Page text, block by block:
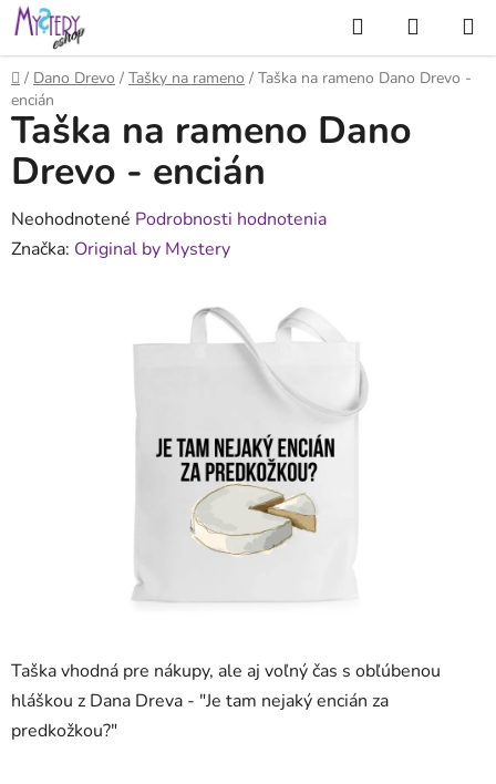
Prejsť
na
obsah
Hľadať
KOŠÍK
Domov
/ Dano Drevo / Tašky na rameno / Taška na rameno Dano Drevo -
encián
Taška vhodná pre nákupy, ale aj voľný čas s obľúbenou
hláškou z Dana Dreva - "Je tam nejaký encián za
predkožkou?"
Taška na rameno Dano
Drevo - encián
Priemerné
hodnotenie
Neohodnotené Podrobnosti hodnotenia
Značka: Original by Mystery